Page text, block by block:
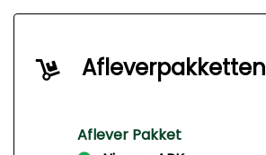
Afleverpakketten
Aflever Pakket